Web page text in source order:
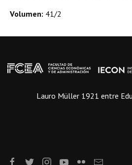
Volumen: 41/2
Lauro Müller 1921 entre